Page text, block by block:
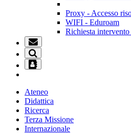
Proxy - Accesso
WIFI - Eduroam
Richiesta
Ateneo
Didattica
Ricerca
Terza Missione
Internazionale